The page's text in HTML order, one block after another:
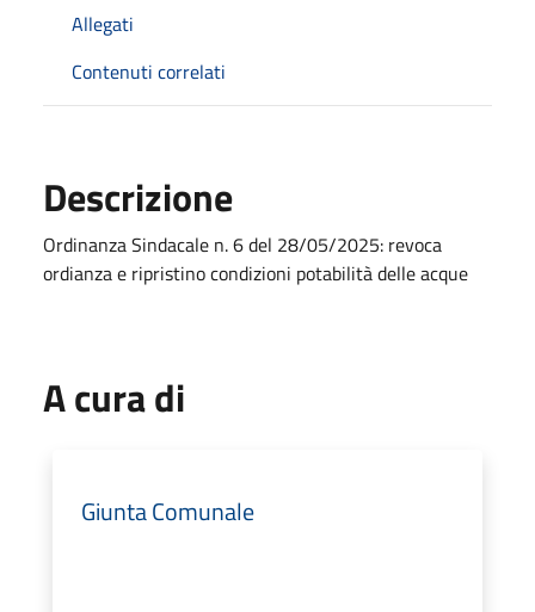
Allegati
Contenuti correlati
Descrizione
Ordinanza Sindacale n. 6 del 28/05/2025: revoca
ordianza e ripristino condizioni potabilità delle acque
A cura di
Giunta Comunale